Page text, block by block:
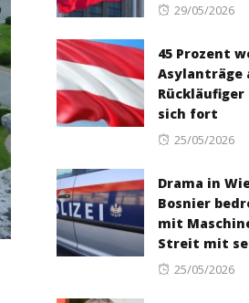
Posted
29/05/2026
45 Prozent
Asylanträge
sich fort
Posted
25/05/2026
Drama in
Bosnier
mit
Streit mit
Posted
25/05/2026